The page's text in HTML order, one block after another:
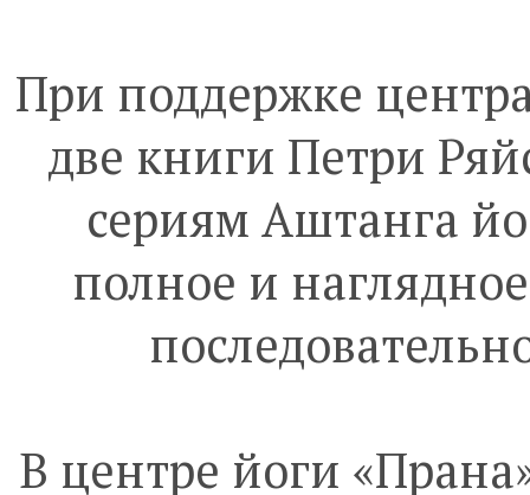
При поддержке
две книги Петри
сериям Аштанга
полное и
В центре йоги